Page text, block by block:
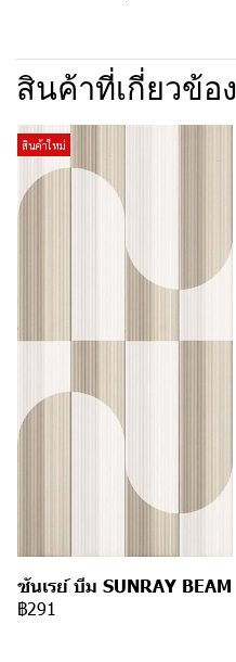
สินค้าที่เกี่ยวข้อง
สินค้าใหม่
ซันเรย์ บีม SUNRAY BEAM
฿291